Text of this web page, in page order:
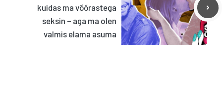
kuidas ma võõrastega
seksin – aga ma olen
valmis elama asuma